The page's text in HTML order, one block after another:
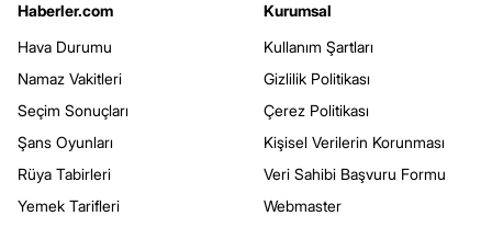
Haberler.com
Hava Durumu
Namaz Vakitleri
Seçim Sonuçları
Şans Oyunları
Rüya Tabirleri
Yemek Tarifleri
Kurumsal
Kullanım Şartları
Gizlilik Politikası
Çerez Politikası
Kişisel Verilerin Korunması
Veri Sahibi Başvuru Formu
Webmaster